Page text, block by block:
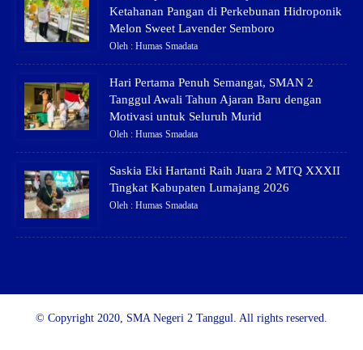
Ketahanan Pangan di Perkebunan Hidroponik
Melon Sweet Lavender Semboro
Oleh : Humas Smadata
Hari Pertama Penuh Semangat, SMAN 2
Tanggul Awali Tahun Ajaran Baru dengan
Motivasi untuk Seluruh Murid
Oleh : Humas Smadata
Saskia Eki Hartanti Raih Juara 2 MTQ XXXII
Tingkat Kabupaten Lumajang 2026
Oleh : Humas Smadata
© Copyright 2020, SMA Negeri 2 Tanggul. All rights reserved.